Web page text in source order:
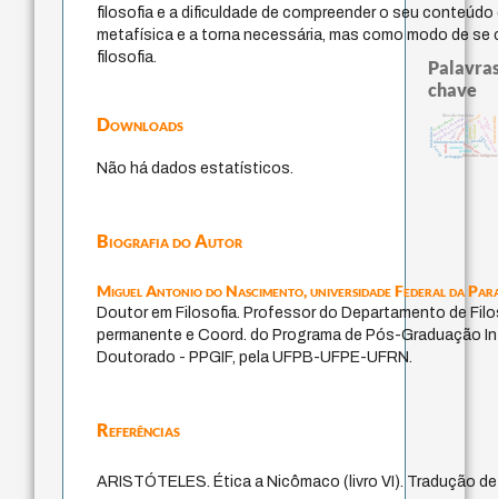
filosofia e a dificuldade de compreender o seu
metafísica e a torna necessária, mas como modo de se
filosofia.
Downloads
Não há dados estatísticos.
Biografia do Autor
Miguel Antonio do Nascimento,universidade Federal da
Doutor em Filosofia. Professor do Departamento de
permanente e Coord. do Programa de Pós-Graduação
Doutorado - PPGIF, pela UFPB-UFPE-UFRN.
Referências
ARISTÓTELES. Ética a Nicômaco (livro VI). Tradução
chave
fundamentalismo jacobi
protágoras
experiência temporal
metafísica do tempo género
idade
intolerância history of philosophy
homem-medida
filosofias indígenas
filosofia brasileira
j.c.m. neto
palavra
perdón
leyes
violencia
logos
pedagogia
lei
acquaintance desejo
bataille
mind
animais
realidad